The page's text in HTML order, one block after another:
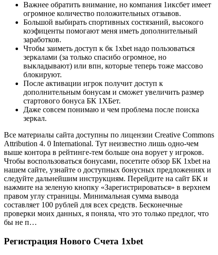
Важнее обратить внимание, но компания 1иксбет имеет
огромное количество положительных отзывов.
Большой выбирать спортивных состязаний, высокого
коэфиценты помогают меня иметь дополнительный
заработков.
Чтобы заиметь доступ к бк 1xbet надо пользоваться
зеркалами (за только спасибо огромное, но
выкладывают) или впн, которые теперь тоже массово
блокируют.
После активации игрок получит доступ к
дополнительным бонусам и сможет увеличить размер
стартового бонуса БК 1ХБет.
Даже совсем понимаю и чем проблема после поиска
зеркал.
Все материалы сайта доступны по лицензии Creative Commons
Attribution 4. 0 International. Тут неизвестно лишь одно-чем
выше контора в рейтинге-тем больше она ворует у игроков.
Чтобы воспользоваться бонусами, посетите обзор БК 1xbet на
нашем сайте, узнайте о доступных бонусных предложениях и
следуйте дальнейшим инструкциям. Перейдите на сайт БК и
нажмите на зеленую кнопку «Зарегистрироваться» в верхнем
правом углу страницы. Минимальная сумма вывода
составляет 100 рублей для всех средств. Бесконечные
проверки моих данных, я поняла, что это только предлог, что
бы не п…
Регистрация Нового Счета 1xbet